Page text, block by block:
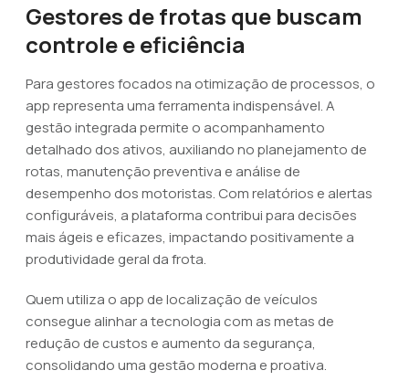
Gestores de frotas que buscam
controle e eficiência
Para gestores focados na otimização de processos, o
app representa uma ferramenta indispensável. A
gestão integrada permite o acompanhamento
detalhado dos ativos, auxiliando no planejamento de
rotas, manutenção preventiva e análise de
desempenho dos motoristas. Com relatórios e alertas
configuráveis, a plataforma contribui para decisões
mais ágeis e eficazes, impactando positivamente a
produtividade geral da frota.
Quem utiliza o app de localização de veículos
consegue alinhar a tecnologia com as metas de
redução de custos e aumento da segurança,
consolidando uma gestão moderna e proativa.